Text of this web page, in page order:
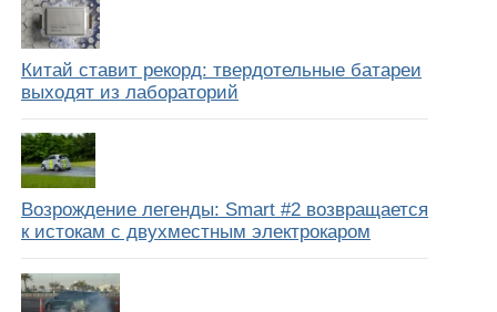
Китай ставит рекорд: твердотельные батареи
выходят из лабораторий
Возрождение легенды: Smart #2 возвращается
к истокам с двухместным электрокаром